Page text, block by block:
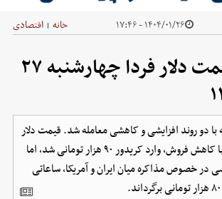
۱۴۰۴/۰۱/۲۶ - ۱۷:۴۶ خانه | اقتصادی
پیش‌بینی قیمت دلار فردا چهارشنبه ۲۷
با دو روند افزایشی و کاهشی معامله شد. قیمت دلار
در شروع روز سه‌شنبه با کاهش فروش، وارد کریدور ۹۰ هزار تومانی شد، اما
در خصوص مذاکره میان ایران و آمریکا، ساعاتی